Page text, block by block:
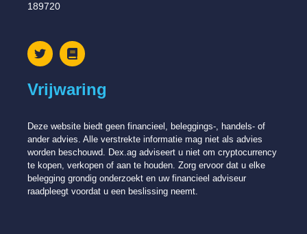
189720
Vrijwaring
Deze website biedt geen financieel, beleggings-, handels- of
ander advies. Alle verstrekte informatie mag niet als advies
worden beschouwd. Dex.ag adviseert u niet om cryptocurrency
te kopen, verkopen of aan te houden. Zorg ervoor dat u elke
belegging grondig onderzoekt en uw financieel adviseur
raadpleegt voordat u een beslissing neemt.